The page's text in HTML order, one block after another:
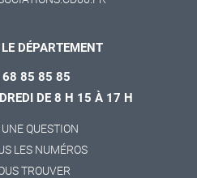
DÉPARTEMENT
68 85 85 85
DE 8 H 15 À 17 H
QUESTION
LES NUMÉROS
TROUVER